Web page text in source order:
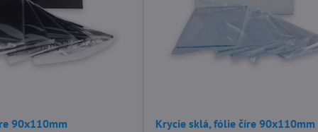
90x110mm Krycie sklá, fólie číre 90x110mm